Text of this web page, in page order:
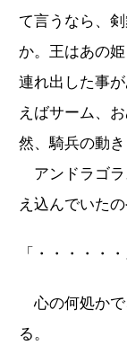
て言うなら、
か。王はあの
連れ出した事
えばサーム、
然、騎兵の動き
アンドラゴラ
え込んでいたの
「・・・・・・
心の何処かで
る。